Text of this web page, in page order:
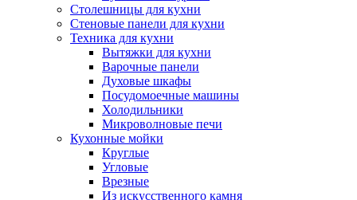
Столешницы для кухни
Стеновые панели для кухни
Техника для кухни
Вытяжки для кухни
Варочные панели
Духовые шкафы
Посудомоечные машины
Холодильники
Микроволновые печи
Кухонные мойки
Круглые
Угловые
Врезные
Из искусственного камня